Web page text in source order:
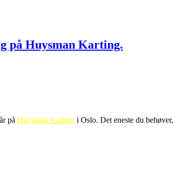
på Huysman Karting.
på Huysman Karting i Oslo. Det eneste du behøver,